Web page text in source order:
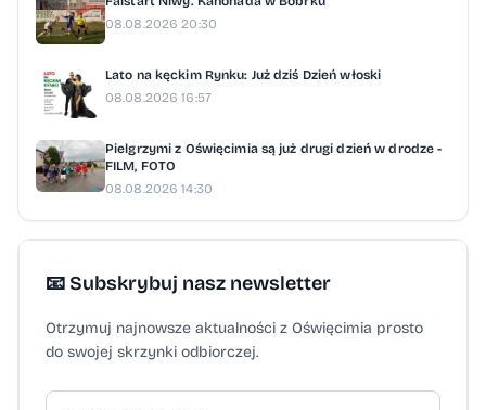
08.08.2026 20:30
Lato na kęckim Rynku: Już dziś Dzień włoski
08.08.2026 16:57
Pielgrzymi z Oświęcimia są już drugi dzień w drodze -
FILM, FOTO
08.08.2026 14:30
📧 Subskrybuj nasz newsletter
Otrzymuj najnowsze aktualności z Oświęcimia prosto
do swojej skrzynki odbiorczej.